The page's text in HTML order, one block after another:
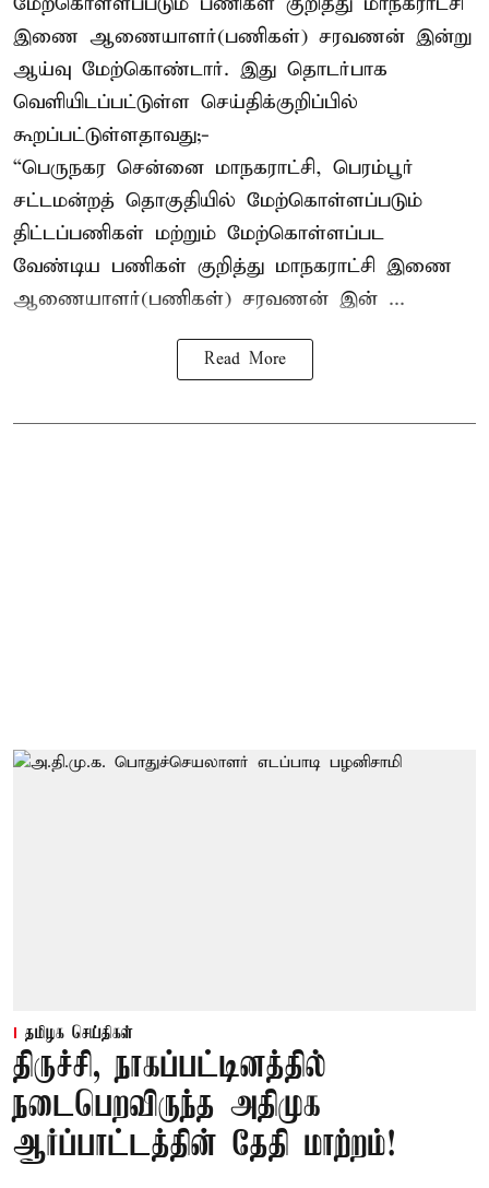
இணை ஆணையாளர்(பணிகள்) சரவணன் இன்று
ஆய்வு மேற்கொண்டார். இது தொடர்பாக
வெளியிடப்பட்டுள்ள செய்திக்குறிப்பில்
கூறப்பட்டுள்ளதாவது;-
“பெருநகர சென்னை மாநகராட்சி, பெரம்பூர்
சட்டமன்றத் தொகுதியில் மேற்கொள்ளப்படும்
திட்டப்பணிகள் மற்றும் மேற்கொள்ளப்பட
வேண்டிய பணிகள் குறித்து மாநகராட்சி இணை
ஆணையாளர்(பணிகள்) சரவணன் இன் ...
Read More
தமிழக செய்திகள்
திருச்சி, நாகப்பட்டினத்தில்
நடைபெறவிருந்த அதிமுக
ஆர்ப்பாட்டத்தின் தேதி மாற்றம்!